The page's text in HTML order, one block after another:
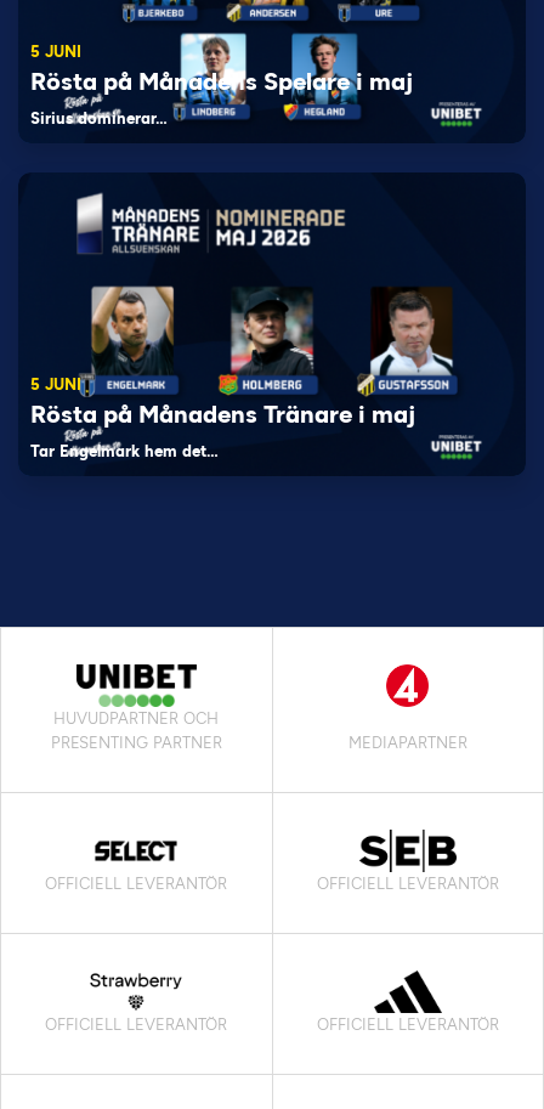
5 JUNI
Rösta på Månadens Spelare i maj
Sirius dominerar…
5 JUNI
Rösta på Månadens Tränare i maj
Tar Engelmark hem det…
HUVUDPARTNER OCH
PRESENTING PARTNER
MEDIAPARTNER
OFFICIELL LEVERANTÖR OFFICIELL LEVERANTÖR
OFFICIELL LEVERANTÖR OFFICIELL LEVERANTÖR